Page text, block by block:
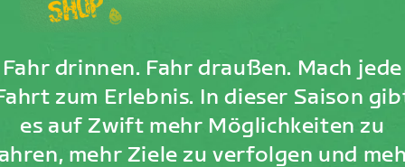
Fahr drinnen. Fahr draußen. Mach jede
zum Erlebnis. In dieser Saison
es auf Zwift mehr Möglichkeiten zu
mehr Ziele zu verfolgen und